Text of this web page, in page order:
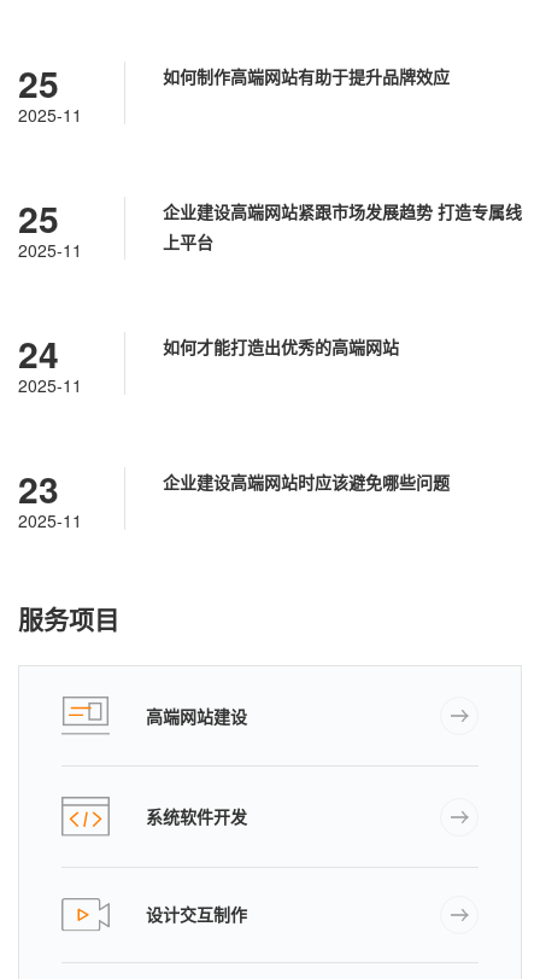
25
2025-11
如何制作高端网站有助于提升品牌效应
25
2025-11
企业建设高端网站紧跟市场发展趋势 打造专属线
上平台
24
2025-11
如何才能打造出优秀的高端网站
23
2025-11
企业建设高端网站时应该避免哪些问题
服务项目
高端网站建设
系统软件开发
设计交互制作